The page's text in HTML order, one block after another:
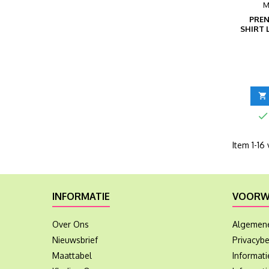
SHIRT


Item 1-
INFORMATIE
Over Ons
Nieuwsbrief
Maattabel